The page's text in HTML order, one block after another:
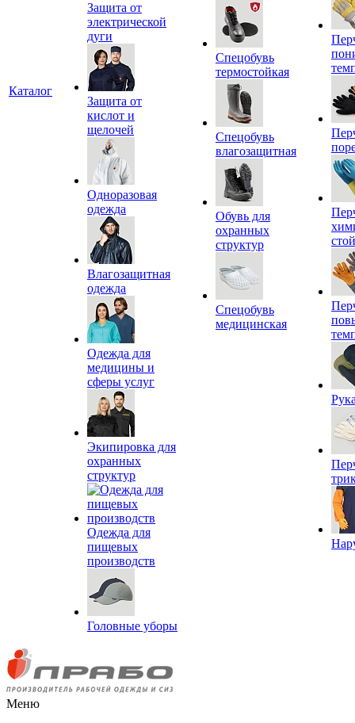
Каталог
Защита от
электрической
дуги
Защита от
кислот и
щелочей
Одноразовая
одежда
Влагозащитная
одежда
Одежда для
медицины и
сферы услуг
Экипировка для
охранных
структур
Одежда для
пищевых
производств
Головные уборы
Спецобувь
термостойкая
Спецобувь
влагозащитная
Обувь для
охранных
структур
Спецобувь
медицинская
Меню